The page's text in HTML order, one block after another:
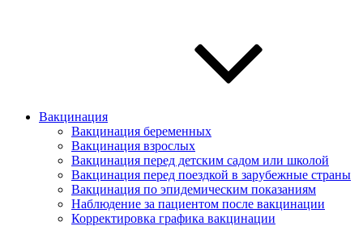
Вакцинация
Вакцинация беременных
Вакцинация взрослых
Вакцинация перед детским садом или школой
Вакцинация перед поездкой в зарубежные страны
Вакцинация по эпидемическим показаниям
Наблюдение за пациентом после вакцинации
Корректировка графика вакцинации